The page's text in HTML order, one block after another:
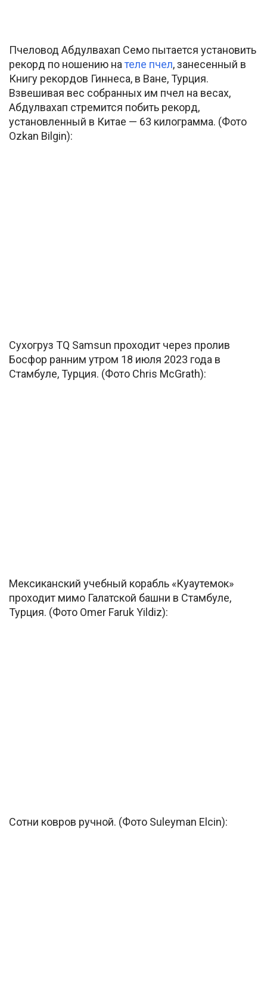
Пчеловод Абдулвахап Семо пытается установить
рекорд по ношению нателе пчел, занесенный в
Книгу рекордов Гиннеса, в Ване, Турция.
Взвешивая вес собранных им пчел на весах,
Абдулвахап стремится побить рекорд,
установленный в Китае — 63 килограмма. (Фото
Ozkan Bilgin):
Сухогруз TQ Samsun проходит через пролив
Босфор ранним утром 18 июля 2023 года в
Стамбуле, Турция. (Фото Chris McGrath):
Мексиканский учебный корабль «Куаутемок»
проходит мимо Галатской башни в Стамбуле,
Турция. (Фото Omer Faruk Yildiz):
Сотни ковров ручной. (Фото Suleyman Elcin):